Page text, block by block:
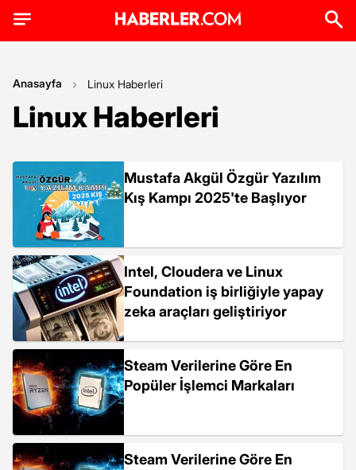
Anasayfa Linux Haberleri
Linux Haberleri
Mustafa Akgül Özgür Yazılım
Kış Kampı 2025'te Başlıyor
Intel, Cloudera ve Linux
Foundation iş birliğiyle yapay
zeka araçları geliştiriyor
Steam Verilerine Göre En
Popüler İşlemci Markaları
Steam Verilerine Göre En